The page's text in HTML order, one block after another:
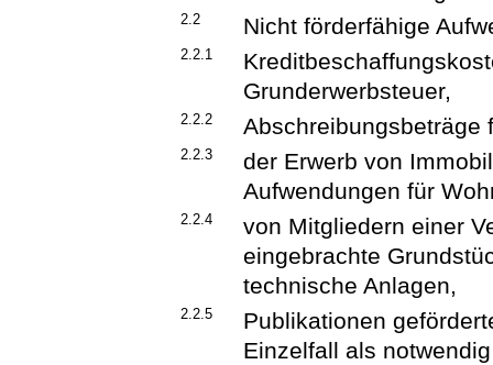
2.2 Nicht förderfähige
2.2.1
Grunderwerbsteuer,
2.2.2 Abschreibungsbeträge
2.2.3
der Erwerb von
Aufwendungen für
2.2.4
von Mitgliedern einer
eingebrachte
technische Anlagen,
2.2.5
Publikationen
Einzelfall als